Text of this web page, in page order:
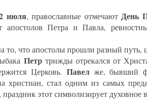
июля, православные отмечаютДень
апостолов Петра и Павла,
то, что апостолы прошли разный путь,
Петртрижды отрекался от
Церковь. Павелже, бывший
христиан, стал одним из самых
этот символизирует духовное